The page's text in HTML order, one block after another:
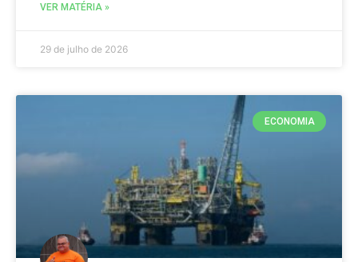
VER MATÉRIA »
29 de julho de 2026
ECONOMIA